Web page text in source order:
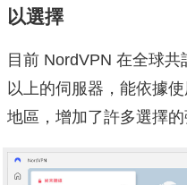
以選擇
目前 NordVPN 在全球
以上的伺服器，能依據
地區，增加了許多選擇的